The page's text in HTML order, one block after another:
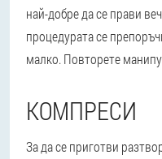
най-добре да се прави
процедурата се
малко. Повторете
КОМПРЕСИ
За да се приготви